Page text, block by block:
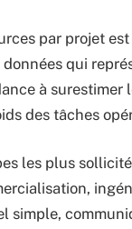
par projet
qui
à surestimer
des tâches
les plus
simple,